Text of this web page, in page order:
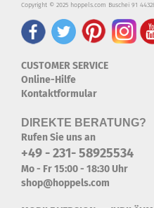
Copyright © 2025 hoppels.com Buschei 91
CUSTOMER SERVICE
Online-Hilfe
Kontaktformular
DIREKTE BERATUNG?
Rufen Sie uns an
+49 - 231- 58925534
Mo - Fr 15:00 - 18:30 Uhr
shop@hoppels.com